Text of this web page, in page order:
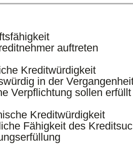
auftreten
Kreditwürdigkeit
in der
Verpflichtung sollen
Kreditwürdigkeit
Fähigkeit des